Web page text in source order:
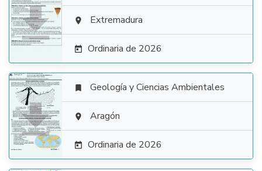
  Extremadura
 Ordinaria de 2026

 Geología y Ciencias Ambientales
 Aragón
 Ordinaria de 2026